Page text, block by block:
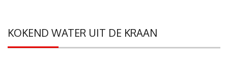
KOKEND WATER UIT DE KRAAN